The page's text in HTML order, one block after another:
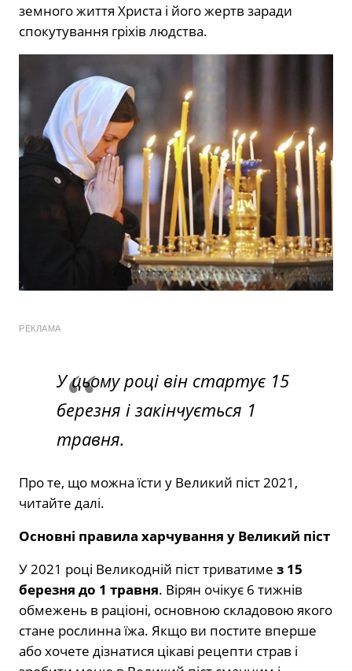
земного життя Христа і його жертв заради
спокутування гріхів людства.
РЕКЛАМА
У цьому році він стартує 15
березня і закінчується 1
травня.
Про те, що можна їсти у Великий піст 2021,
читайте далі.
Основні правила харчування у Великий піст
У 2021 році Великодній піст триватиме з 15
березня до 1 травня. Вірян очікує 6 тижнів
обмежень в раціоні, основною складовою якого
стане рослинна їжа. Якщо ви постите вперше
або хочете дізнатися цікаві рецепти страв і